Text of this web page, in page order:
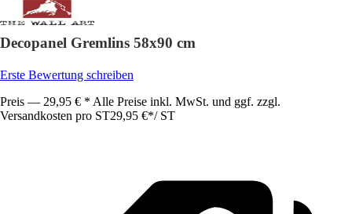
Decopanel Gremlins 58x90 cm
Erste Bewertung schreiben
Preis — 29,95 € * Alle Preise inkl. MwSt. und ggf. zzgl.
Versandkosten pro ST29,95 €*/ ST